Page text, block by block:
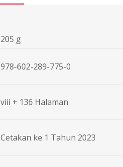
205 g
978-602-289-775-0
viii + 136 Halaman
Cetakan ke 1 Tahun 2023